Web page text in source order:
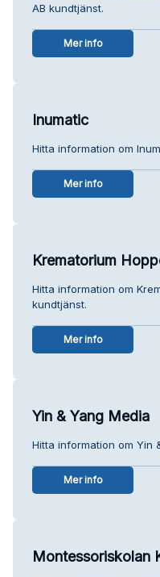
AB kundtjänst.
Mer info
Inumatic
Hitta information om
Mer info
Krematorium
Hitta information om
kundtjänst.
Mer info
Yin & Yang Media
Hitta information om Yin
Mer info
Montessoriskolan